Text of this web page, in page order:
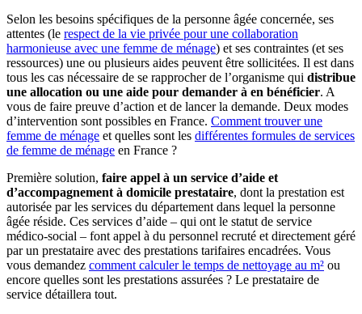
Selon les besoins spécifiques de la personne âgée concernée, ses
attentes (le respect de la vie privée pour une collaboration
harmonieuse avec une femme de ménage) et ses contraintes (et ses
ressources) une ou plusieurs aides peuvent être sollicitées. Il est dans
tous les cas nécessaire de se rapprocher de l’organisme qui distribue
une allocation ou une aide pour demander à en bénéficier. A
vous de faire preuve d’action et de lancer la demande. Deux modes
d’intervention sont possibles en France. Comment trouver une
femme de ménage et quelles sont les différentes formules de services
de femme de ménage en France ?
Première solution, faire appel à un service d’aide et
d’accompagnement à domicile prestataire, dont la prestation est
autorisée par les services du département dans lequel la personne
âgée réside. Ces services d’aide – qui ont le statut de service
médico-social – font appel à du personnel recruté et directement géré
par un prestataire avec des prestations tarifaires encadrées. Vous
vous demandez comment calculer le temps de nettoyage au m² ou
encore quelles sont les prestations assurées ? Le prestataire de
service détaillera tout.